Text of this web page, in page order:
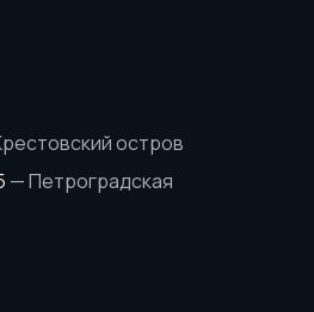
остров
—Петроградская